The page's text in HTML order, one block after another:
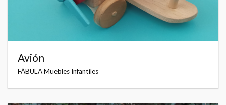
Avión
FÁBULA Muebles Infantiles